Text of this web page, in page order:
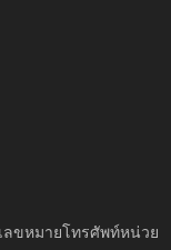
ลขหมายโทรศัพท์หน่วย